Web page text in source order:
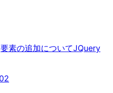
要素の追加についてJQuery